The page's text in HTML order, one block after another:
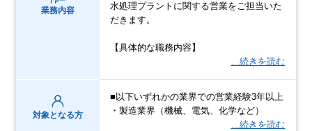
業務内容
水処理プラントに関する営業をご担当いた
だきます。
【具体的な職務内容】
…続きを読む
対象となる方
■以下いずれかの業界での営業経験3年以上
・製造業界（機械、電気、化学など）
…続きを読む